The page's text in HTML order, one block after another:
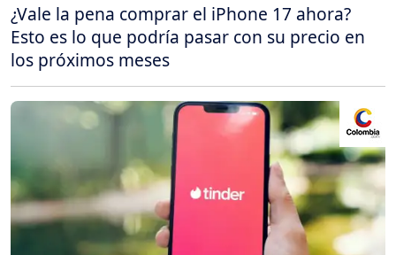
¿Vale la pena comprar el iPhone 17 ahora?
Esto es lo que podría pasar con su precio en
los próximos meses